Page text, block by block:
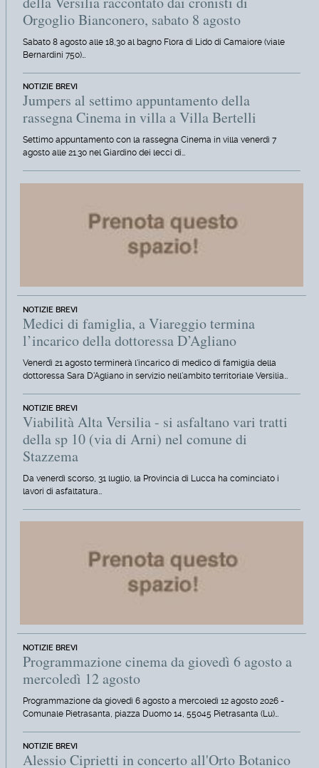
Orgoglio Bianconero, sabato 8 agosto
Sabato 8 agosto alle 18,30 al bagno Flora di Lido di Camaiore (viale
Bernardini 750)…
NOTIZIE BREVI
Jumpers al settimo appuntamento della
rassegna Cinema in villa a Villa Bertelli
Settimo appuntamento con la rassegna Cinema in villa venerdì 7
agosto alle 21.30 nel Giardino dei lecci di…
NOTIZIE BREVI
Medici di famiglia, a Viareggio termina
l’incarico della dottoressa D’Agliano
Venerdì 21 agosto terminerà l'incarico di medico di famiglia della
dottoressa Sara D'Agliano in servizio nell'ambito territoriale Versilia…
NOTIZIE BREVI
Viabilità Alta Versilia - si asfaltano vari tratti
della sp 10 (via di Arni) nel comune di
Stazzema
Da venerdì scorso, 31 luglio, la Provincia di Lucca ha cominciato i
lavori di asfaltatura…
NOTIZIE BREVI
Programmazione cinema da giovedì 6 agosto a
mercoledì 12 agosto
Programmazione da giovedì 6 agosto a mercoledì 12 agosto 2026 -
Comunale Pietrasanta, piazza Duomo 14, 55045 Pietrasanta (Lu)…
NOTIZIE BREVI
Alessio Ciprietti in concerto all'Orto Botanico